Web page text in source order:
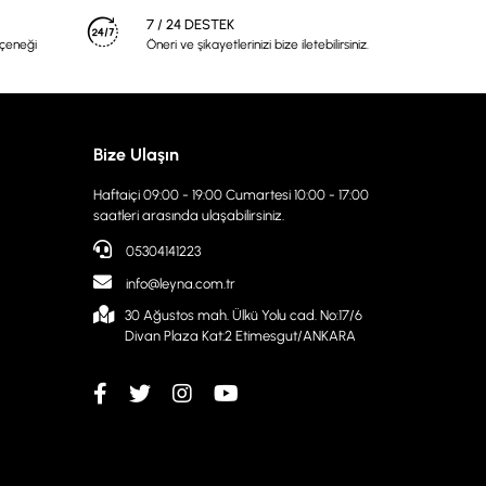
7 / 24 DESTEK
Öneri ve şikayetlerinizi bize iletebilirsiniz.
Bize Ulaşın
Haftaiçi 09:00 - 19:00 Cumartesi 10:00 - 17:00
saatleri arasında ulaşabilirsiniz.
05304141223
info@leyna.com.tr
30 Ağustos mah. Ülkü Yolu cad. No:17/6
Divan Plaza Kat:2 Etimesgut/ANKARA